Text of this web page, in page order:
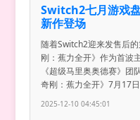
Switch2七月游戏
新作登场
随着Switch2迎来发售后
刚：蕉力全开》作为首波
《超级马里奥奥德赛》
奇刚：蕉力全开》7月17日
2025-12-10 04:45:01